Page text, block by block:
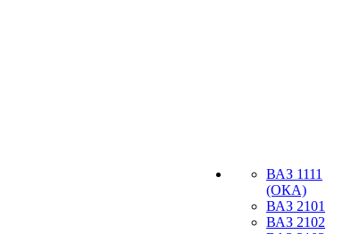
ВАЗ 1111
(ОКА)
ВАЗ 2101
ВАЗ 2102